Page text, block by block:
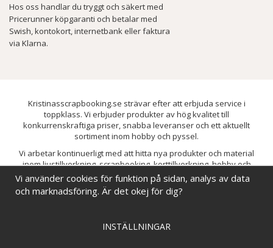
Hos oss handlar du tryggt och säkert med
Pricerunner köpgaranti och betalar med
Swish, kontokort, internetbank eller faktura
via Klarna.
Kristinasscrapbooking.se strävar efter att erbjuda service i
toppklass. Vi erbjuder produkter av hög kvalitet till
konkurrenskraftiga priser, snabba leveranser och ett aktuellt
sortiment inom hobby och pyssel.
Vi arbetar kontinuerligt med att hitta nya produkter och material
inom ljustillverkning, scrapbooking, korttillverkning, hobby och
pyssel. Målet är att bredda sortimentet och löpande förbättra och
utveckla vårt utbud, så att du alltid kan hitta det du behöver hos oss.
Vi använder cookies för funktion på sidan, analys av data
och marknadsföring. Är det okej för dig?
INSTÄLLNINGAR